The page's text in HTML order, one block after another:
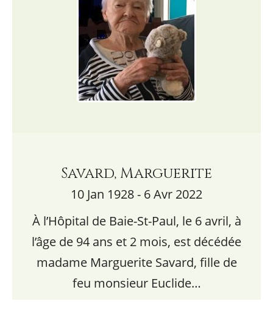
Savard, Marguerite
10 Jan 1928 - 6 Avr 2022
À l’Hôpital de Baie-St-Paul, le 6 avril, à
l’âge de 94 ans et 2 mois, est décédée
madame Marguerite Savard, fille de
feu monsieur Euclide…